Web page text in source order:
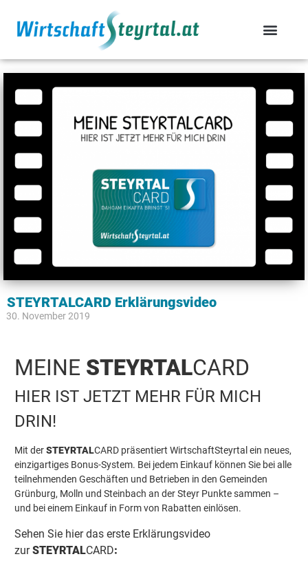
STEYRTALCARD Erklärungsvideo
30. November 2019
MEINE STEYRTALCARD
HIER IST JETZT MEHR FÜR MICH
DRIN!
Mit derSTEYRTALCARD präsentiert WirtschaftSteyrtal ein neues,
einzigartiges Bonus-System. Bei jedem Einkauf können Sie bei alle
teilnehmenden Geschäften und Betrieben in den Gemeinden
Grünburg, Molln und Steinbach an der Steyr Punkte sammen –
und bei einem Einkauf in Form von Rabatten einlösen.
Sehen Sie hier das erste Erklärungsvideo
zurSTEYRTALCARD: